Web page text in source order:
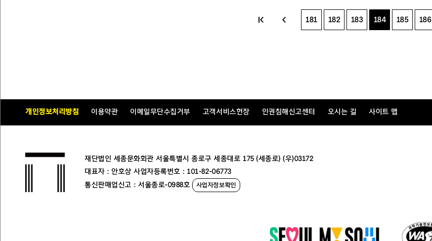
181 182 183 184 185 186
개인정보처리방침 이용약관 이메일무단수집거부 고객서비스헌장 인권침해신고센터 오시는 길 사이트 맵
재단법인 세종문화회관 서울특별시 종로구 세종대로 175 (세종로) (우)03172
대표자 : 안호상 사업자등록번호 : 101-82-06773
통신판매업신고 : 서울종로-0988호
사업자정보확인